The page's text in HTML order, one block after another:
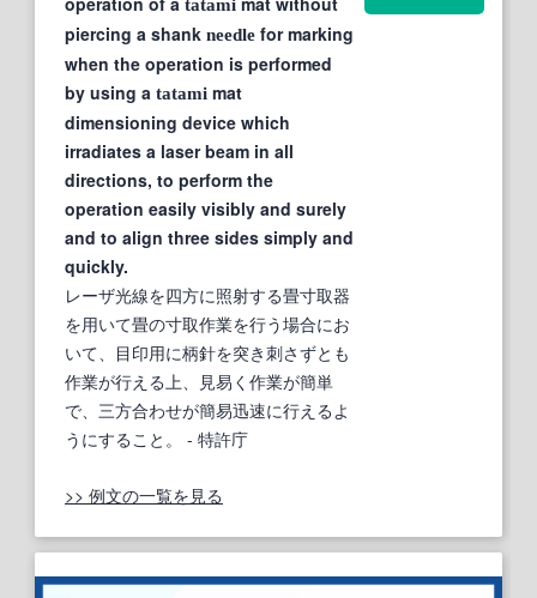
tatami
piercing a shank needle for marking
when the operation is performed
by using a tatami mat
dimensioning device which
irradiates a laser beam in all
directions, to perform the
operation easily visibly and surely
and to align three sides simply and
quickly.
レーザ光線を四方に照射する畳寸取器
を用いて畳の寸取作業を行う場合にお
いて、目印用に柄針を突き刺さずとも
作業が行える上、見易く作業が簡単
で、三方合わせが簡易迅速に行えるよ
うにすること。
- 特許庁
>> 例文の一覧を見る